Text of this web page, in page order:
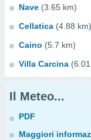
Nave (3.65 km)
Cellatica (4.88 km)
Caino (5.7 km)
Villa Carcina
Il Meteo...
PDF
Maggiori